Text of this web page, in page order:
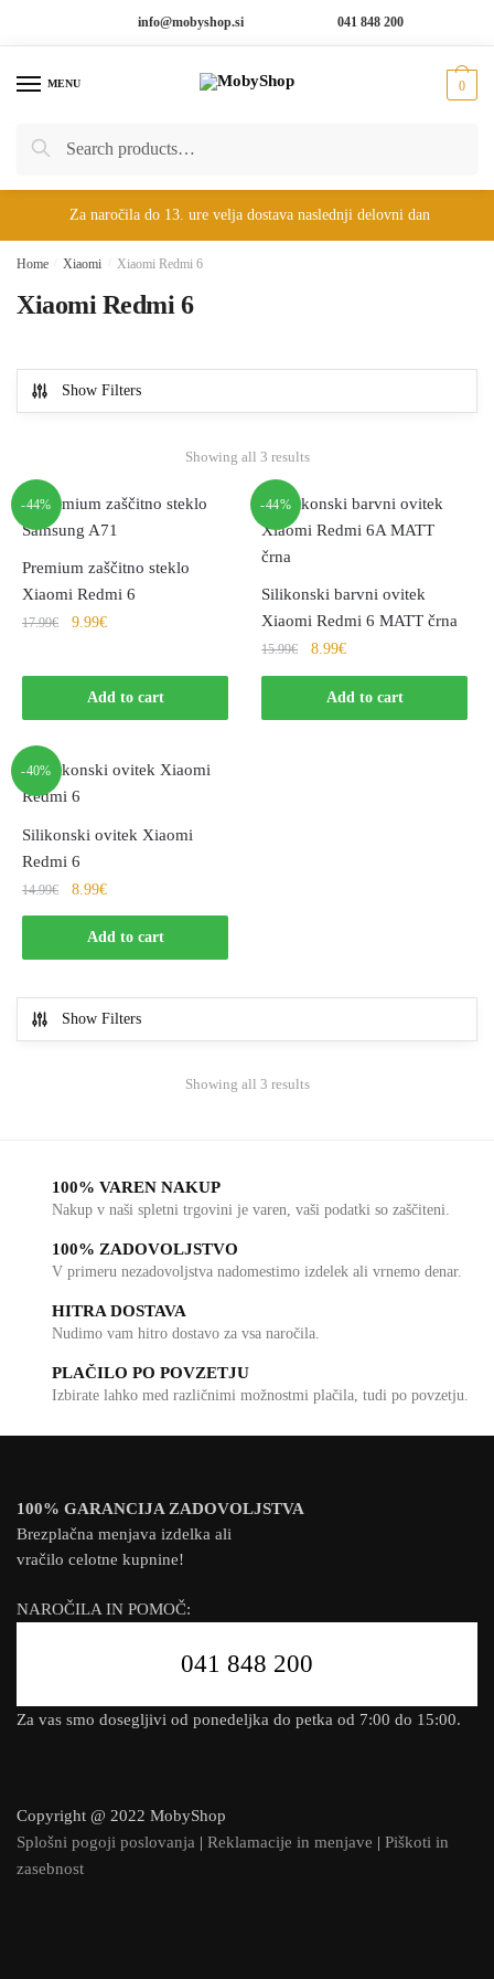
info@mobyshop.si 041 848 200
MENU
Search
Search
0
Za naročila do 13. ure velja dostava naslednji delovni dan
Home Xiaomi Xiaomi Redmi 6
Xiaomi Redmi 6
Show Filters
Showing all 3 results
-44%
Premium zaščitno steklo
Xiaomi Redmi 6
17.99€ 9.99€
Add to cart
-44%
Silikonski barvni ovitek
Xiaomi Redmi 6 MATT črna
15.99€ 8.99€
Add to cart
-40%
Silikonski ovitek Xiaomi
Redmi 6
14.99€ 8.99€
Add to cart
Show Filters
Showing all 3 results
100% VAREN NAKUP
Nakup v naši spletni trgovini je varen, vaši podatki so zaščiteni.
100% ZADOVOLJSTVO
V primeru nezadovoljstva nadomestimo izdelek ali vrnemo denar.
HITRA DOSTAVA
Nudimo vam hitro dostavo za vsa naročila.
PLAČILO PO POVZETJU
Izbirate lahko med različnimi možnostmi plačila, tudi po povzetju.
100% GARANCIJA ZADOVOLJSTVA
Brezplačna menjava izdelka ali
vračilo celotne kupnine!
NAROČILA IN POMOČ:
041 848 200
Za vas smo dosegljivi od ponedeljka do petka od 7:00 do 15:00.
Copyright @ 2022 MobyShop
Splošni pogoji poslovanja | Reklamacije in menjave | Piškoti in
zasebnost